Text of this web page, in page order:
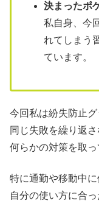
決まったポ
私自身、今
れてしまう
ています。
今回私は紛失防止グ
同じ失敗を繰り返さ
何らかの対策を取っ
特に通勤や移動中に
自分の使い方に合